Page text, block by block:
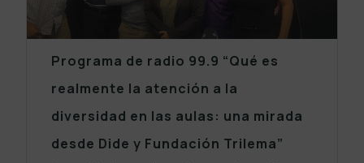
Programa de radio 99.9 “Qué es
realmente la atención a la
diversidad en las aulas: una mirada
desde Dide y Fundación Trilema”